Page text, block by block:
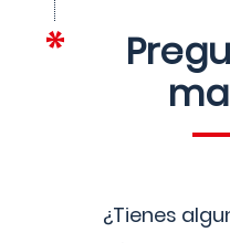
¿Tienes